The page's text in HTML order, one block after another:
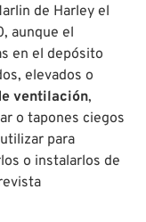
de Harley el
aunque el
en el depósito
elevados o
ventilación,
o tapones ciegos
para
o instalarlos de